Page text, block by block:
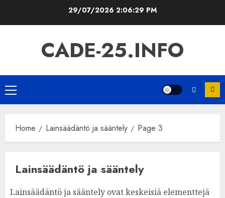
29/07/2026 2:06:30 PM
CADE-25.INFO
Primary
Menu
Home Lainsäädäntö ja sääntely Page 3
Lainsäädäntö ja sääntely
Lainsäädäntö ja sääntely ovat keskeisiä elementtejä